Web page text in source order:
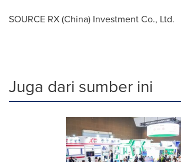
SOURCE RX (China) Investment Co., Ltd.
Juga dari sumber ini